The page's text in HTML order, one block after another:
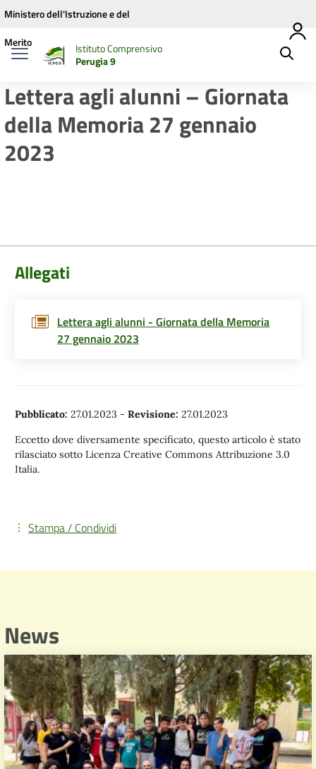
Vai ai contenuti
Vai al menu di navigazione
Vai al footer
Ministero dell'Istruzione e del
Merito
Istituto Comprensivo
Perugia 9
Lettera agli alunni – Giornata
della Memoria 27 gennaio
2023
Allegati
Lettera agli alunni - Giornata della Memoria
27 gennaio 2023
Pubblicato: 27.01.2023 - Revisione: 27.01.2023
Eccetto dove diversamente specificato, questo articolo è stato
rilasciato sotto Licenza Creative Commons Attribuzione 3.0
Italia.
Stampa / Condividi
News